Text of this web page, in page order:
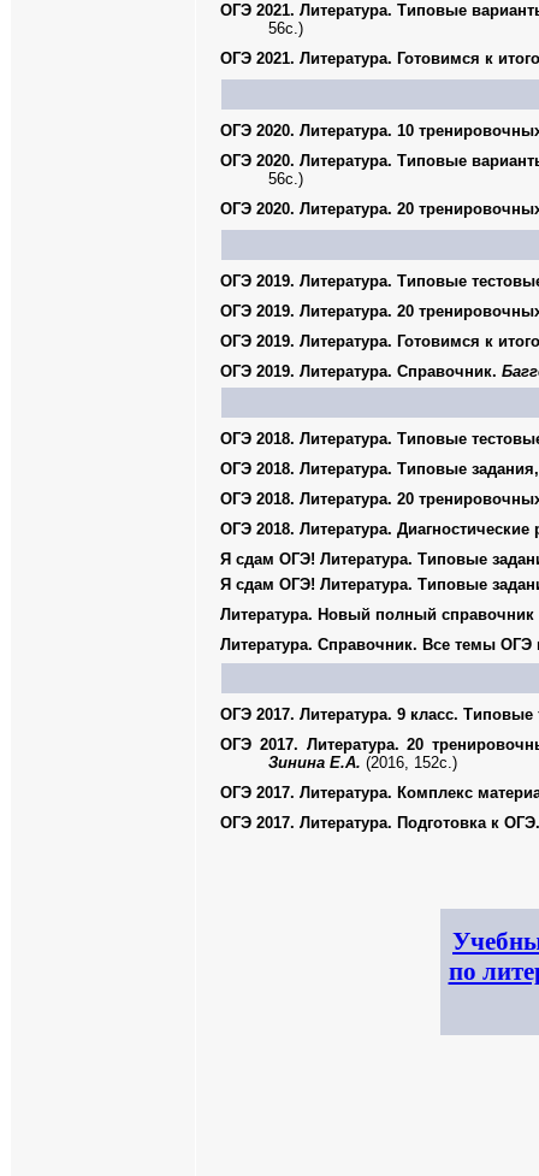
ОГЭ 2021. Литература. Типовые
56с.)
ОГЭ 2021. Литература. Готовимся к
ОГЭ 2020. Литература. 10
ОГЭ 2020. Литература. Типовые
56с.)
ОГЭ 2020. Литература. 20
ОГЭ 2019. Литература. Типовые
ОГЭ 2019. Литература. 20
ОГЭ 2019. Литература. Готовимся к
ОГЭ 2019. Литература. Справочник.
ОГЭ 2018. Литература. Типовые
ОГЭ 2018. Литература. Типовые
ОГЭ 2018. Литература. 20
ОГЭ 2018. Литература. Диагностические
Я сдам ОГЭ! Литература. Типовые
Я сдам ОГЭ! Литература. Типовые
Литература. Новый полный
Литература. Справочник. Все темы
ОГЭ 2017. Литература. 9 класс.
ОГЭ 2017. Литература. 20
Зинина Е.А. (2016, 152с.)
ОГЭ 2017. Литература. Комплекс
ОГЭ 2017. Литература. Подготовка к ОГЭ.
по